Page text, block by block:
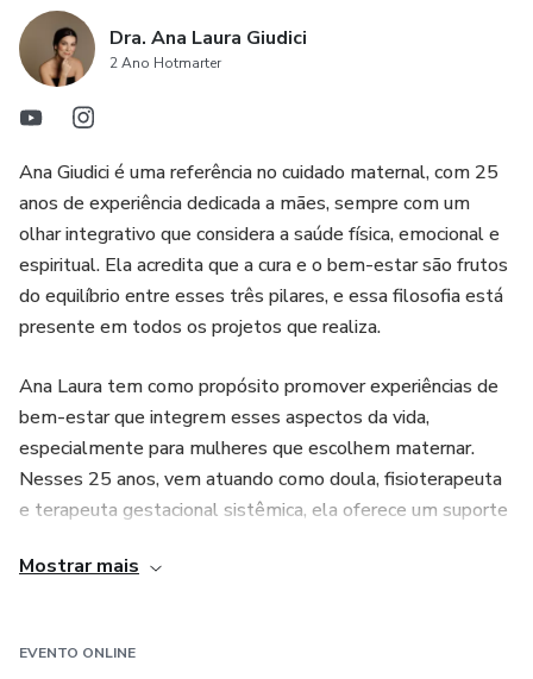
Dra. Ana Laura Giudici
2 Ano Hotmarter
Ana Giudici é uma referência no cuidado maternal, com 25
anos de experiência dedicada a mães, sempre com um
olhar integrativo que considera a saúde física, emocional e
espiritual. Ela acredita que a cura e o bem-estar são frutos
do equilíbrio entre esses três pilares, e essa filosofia está
presente em todos os projetos que realiza.
Ana Laura tem como propósito promover experiências de
bem-estar que integrem esses aspectos da vida,
especialmente para mulheres que escolhem maternar.
Nesses 25 anos, vem atuando como doula, fisioterapeuta
e terapeuta gestacional sistêmica, ela oferece um suporte
na diminuição das dores físicas e emocionais durante esse
Escritora, mentora e empresária, com vasta experiência
Mostrar mais
EVENTO ONLINE